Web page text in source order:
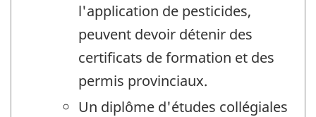
l'application de pesticides,
peuvent devoir détenir des
certificats de formation et des
permis provinciaux.
Un diplôme d'études collégiales